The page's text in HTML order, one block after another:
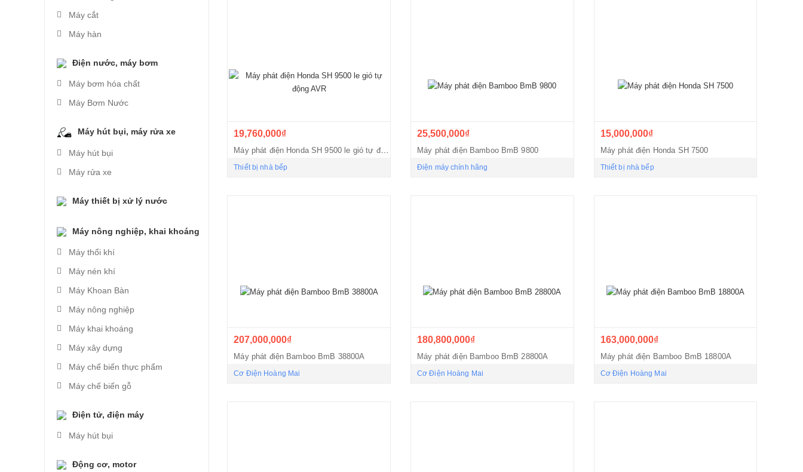
Máy cắt
Máy hàn
Điện nước, máy bơm
Máy bơm hóa chất
Máy Bơm Nước
Máy hút bụi, máy rửa xe
Máy hút bụi
Máy rửa xe
Máy thiết bị xử lý nước
Máy nông nghiệp, khai khoáng
Máy thổi khí
Máy nén khí
Máy Khoan Bàn
Máy nông nghiệp
Máy khai khoáng
Máy xây dựng
Máy chế biến thực phẩm
Máy chế biến gỗ
Điện tử, điện máy
Máy hút bụi
Động cơ, motor
19,760,000₫
Máy phát điện Honda SH 9500 le gió tự động AVR
Thiết bị nhà bếp
25,500,000₫
Máy phát điện Bamboo BmB 9800
Điện máy chính hãng
15,000,000₫
Máy phát điện Honda SH 7500
Thiết bị nhà bếp
207,000,000₫
Máy phát điện Bamboo BmB 38800A
Cơ Điện Hoàng Mai
180,800,000₫
Máy phát điện Bamboo BmB 28800A
Cơ Điện Hoàng Mai
163,000,000₫
Máy phát điện Bamboo BmB 18800A
Cơ Điện Hoàng Mai